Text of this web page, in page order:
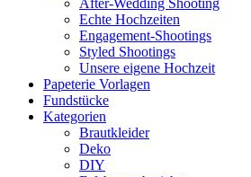
After-Wedding Shooting
Echte Hochzeiten
Engagement-Shootings
Styled Shootings
Unsere eigene Hochzeit
Papeterie Vorlagen
Fundstücke
Kategorien
Brautkleider
Deko
DIY